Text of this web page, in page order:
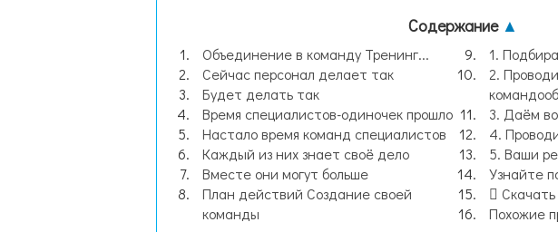
Содержание ▲
Объединение в команду Тренинг...
Сейчас персонал делает так
Будет делать так
Время специалистов-одиночек прошло
Настало время команд специалистов
Каждый из них знает своё дело
Вместе они могут больше
План действий Создание своей
команды
1.
2.
3. Даём
4.
5. Ваши
Узнайте
Скачать
Похожие